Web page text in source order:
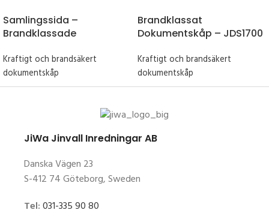
Samlingssida –
Brandklassade
Kraftigt och brandsäkert
dokumentskåp
Brandklassat
Dokumentskåp – JDS1700
Kraftigt och brandsäkert
dokumentskåp
JiWa Jinvall Inredningar AB
Danska Vägen 23
S-412 74 Göteborg, Sweden
Tel:031-335 90 80